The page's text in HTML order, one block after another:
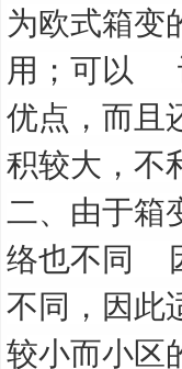
为欧式箱变
用；可以
优点，而且
积较大，不
二、由于箱
络也不同
不同，因此
较小而小区